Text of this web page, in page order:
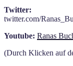
Twitter:
twitter.com/
Youtube: Ranas
(Durch Klicken auf